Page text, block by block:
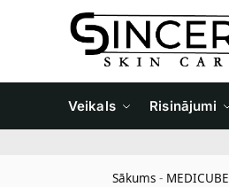
Veikals Risinājumi
Sākums - MEDICUBE